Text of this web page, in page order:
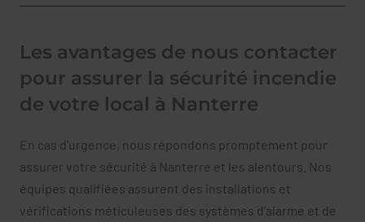
Les avantages de nous contacter
pour assurer la sécurité incendie
de votre local à Nanterre
En cas d'urgence, nous répondons promptement pour
assurer votre sécurité à Nanterre et les alentours. Nos
équipes qualifiées assurent des installations et
vérifications méticuleuses des systèmes d’alarme et de